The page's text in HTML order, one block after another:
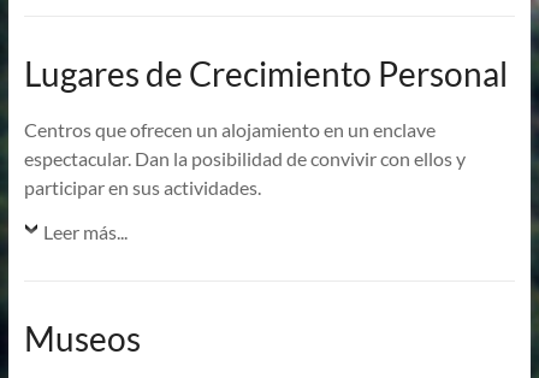
Lugares de Crecimiento Personal
Centros que ofrecen un alojamiento en un enclave
espectacular. Dan la posibilidad de convivir con ellos y
participar en sus actividades.
Leer más...
Museos